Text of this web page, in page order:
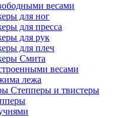
весами
для ног
для пресса
для рук
для плеч
Смита
весами
лежа
Степперы и твистеры